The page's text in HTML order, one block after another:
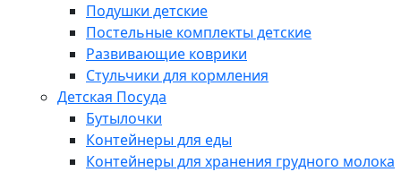
Подушки детские
Постельные комплекты детские
Развивающие коврики
Стульчики для кормления
Детская Посуда
Бутылочки
Контейнеры для еды
Контейнеры для хранения грудного молока